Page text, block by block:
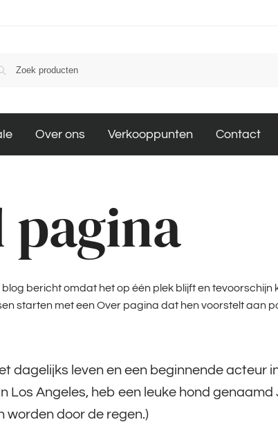
Over ons Verkooppunten Contact
bericht omdat het op één plek blijft en tevoorschijn
starten met een Over pagina dat hen voorstelt aan
dagelijks leven en een beginnende acteur
Los Angeles, heb een leuke hond genaamd
worden door de regen.)